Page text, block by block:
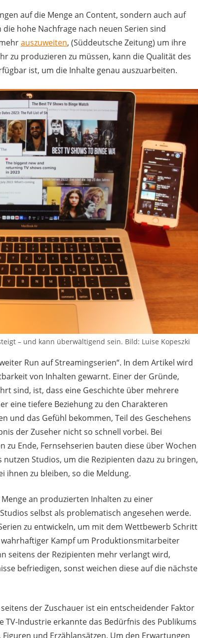
auf die Menge an Content, sondern auch auf
hohe Nachfrage nach neuen Serien sind
auszuweiten, (Süddeutsche Zeitung) um ihre
zu produzieren zu müssen, kann die Qualität des
ist, um die Inhalte genau auszuarbeiten.
– und kann überwältigend sein. Bild: Luise Kopeszki
Run auf Streamingserien“. In dem Artikel wird
von Inhalten gewarnt. Einer der Gründe,
sind, ist, dass eine Geschichte über mehrere
eine tiefere Beziehung zu den Charakteren
und das Gefühl bekommen, Teil des Geschehens
der Zuseher nicht so schnell vorbei. Bei
zu Ende, Fernsehserien bauten diese über Wochen
Studios, um die Rezipienten dazu zu bringen,
ihnen zu bleiben, so die Meldung.
an produzierten Inhalten zu einer
selbst als problematisch angesehen werde.
zu entwickeln, um mit dem Wettbewerb Schritt
Kampf um Produktionsmitarbeiter
seitens der Rezipienten mehr verlangt wird,
befriedigen, sonst weichen diese auf die nächste
der Zuschauer ist ein entscheidender Faktor
Industrie erkannte das Bedürfnis des Publikums
und Erzählansätzen. Um den Erwartungen